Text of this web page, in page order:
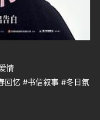
情
回忆 #书信叙事 #冬日氛